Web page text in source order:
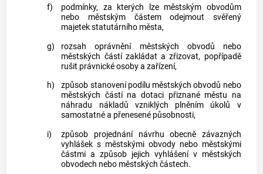
f)
podmínky, za kterých lze městským obvodům
nebo městským částem odejmout svěřený
majetek statutárního města,
g)
rozsah oprávnění městských obvodů nebo
městských částí zakládat a zřizovat, popřípadě
rušit právnické osoby a zařízení,
h)
způsob stanovení podílu městských obvodů nebo
městských částí na dotaci přiznané městu na
náhradu nákladů vzniklých plněním úkolů v
samostatné a přenesené působnosti,
i)
způsob projednání návrhu obecně závazných
vyhlášek s městskými obvody nebo městskými
částmi a způsob jejich vyhlášení v městských
obvodech nebo městských částech.